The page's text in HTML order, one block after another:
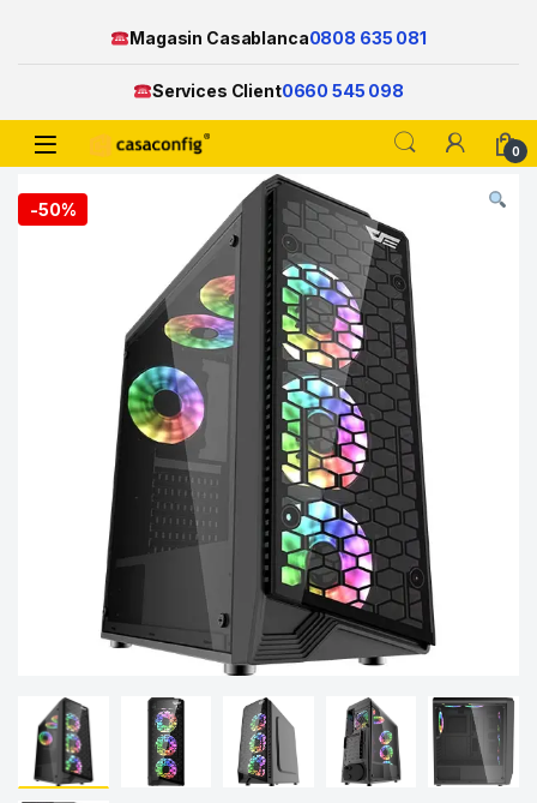
Magasin Casablanca0808 635 081
Services Client0660 545 098
Open 0
-50%